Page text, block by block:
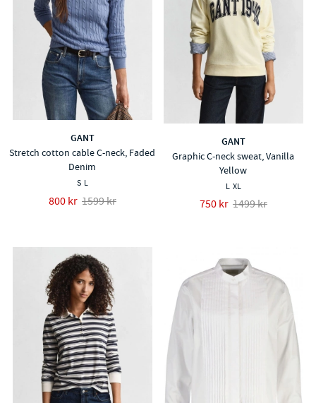
GANT
Stretch cotton cable C-neck, Faded
Denim
S L
800 kr 1599 kr
GANT
Graphic C-neck sweat, Vanilla
Yellow
L XL
750 kr 1499 kr